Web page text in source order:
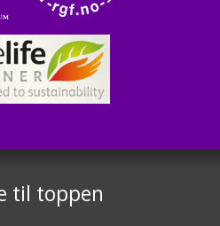
815 00 335
tlf:24 10 12 80
2026
til toppen